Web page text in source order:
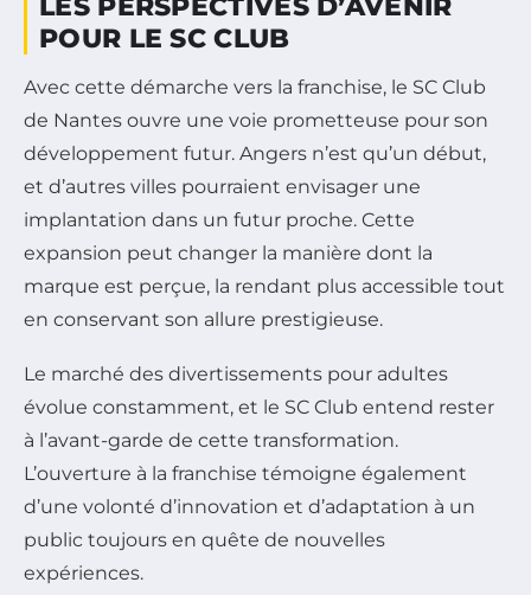
LES PERSPECTIVES D’AVENIR
POUR LE SC CLUB
Avec cette démarche vers la franchise, le SC Club
de Nantes ouvre une voie prometteuse pour son
développement futur. Angers n’est qu’un début,
et d’autres villes pourraient envisager une
implantation dans un futur proche. Cette
expansion peut changer la manière dont la
marque est perçue, la rendant plus accessible tout
en conservant son allure prestigieuse.
Le marché des divertissements pour adultes
évolue constamment, et le SC Club entend rester
à l’avant-garde de cette transformation.
L’ouverture à la franchise témoigne également
d’une volonté d’innovation et d’adaptation à un
public toujours en quête de nouvelles
expériences.